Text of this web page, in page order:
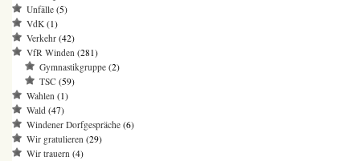
Unfälle (5)
VdK (1)
Verkehr (42)
VfR Winden (281)
Gymnastikgruppe (2)
TSC (59)
Wahlen (1)
Wald (47)
Windener Dorfgespräche (6)
Wir gratulieren (29)
Wir trauern (4)